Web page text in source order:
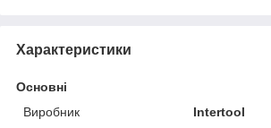
Характеристики
Основні
Виробник
Intertool